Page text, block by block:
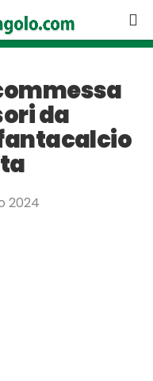
da
2024